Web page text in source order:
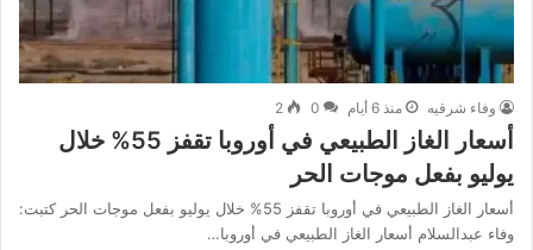
وفاء شرقيه منذ 6 أيام 0
2
أسعار الغاز الطبيعي في أوروبا تقفز 55% خلال
يوليو بفعل موجات الحر
أسعار الغاز الطبيعي في أوروبا تقفز 55% خلال يوليو بفعل موجات الحر كتبت:
وفاء عبدالسلام أسعار الغاز الطبيعي في أوروبا…